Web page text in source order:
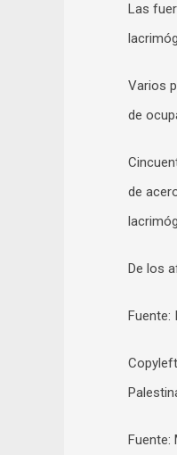
Las
Varios
de
de
De los
Fuente:
Fuente: